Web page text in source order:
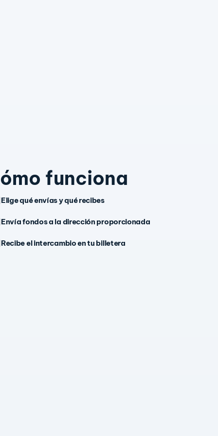
funciona
Elige qué envías y qué recibes
Envía fondos a la dirección proporcionada
Recibe el intercambio en tu billetera